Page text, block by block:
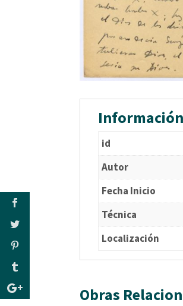
id
Autor
Fecha Inicio
Técnica
Localización
Obras